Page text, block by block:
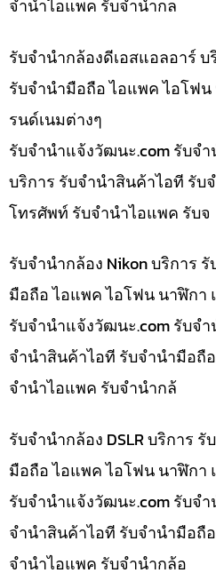
จำนำไอแพค รับจำนำกล
รับจำนำกล้องดีเอสแอลอาร์
รับจำนำมือถือ ไอแพค ไอโฟ
รนด์เนมต่างๆ
รับจํานําแจ้งวัฒนะ.com รับจ
บริการ รับจำนำสินค้าไอที รับ
โทรศัพท์ รับจำนำไอแพค รับจ
รับจำนำกล้อง Nikon บริการ
มือถือ ไอแพค ไอโฟน นาฬิกา
รับจํานําแจ้งวัฒนะ.com รับจำ
จำนำสินค้าไอที รับจำนำมือถื
จำนำไอแพค รับจำนำกล้
รับจำนำกล้อง DSLR บริการ
มือถือ ไอแพค ไอโฟน นาฬิกา
รับจํานําแจ้งวัฒนะ.com รับจำ
จำนำสินค้าไอที รับจำนำมือถื
จำนำไอแพค รับจำนำกล้อ